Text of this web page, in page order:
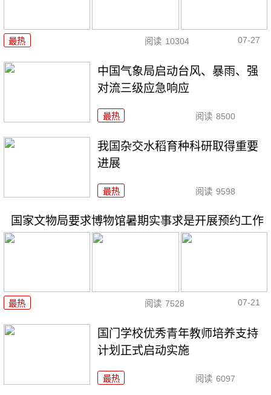
最热 阅读 10304 07-27
中国气象局启动台风、暴雨、强
对流三级应急响应
最热 阅读 8500
我国杂交水稻育种科研取得重要
进展
最热 阅读 9598
国家文物局要求博物馆暑期实事求是开展预约工作
最热 阅读 7528 07-21
国门学校优秀青年教师培养支持
计划正式启动实施
最热 阅读 6097